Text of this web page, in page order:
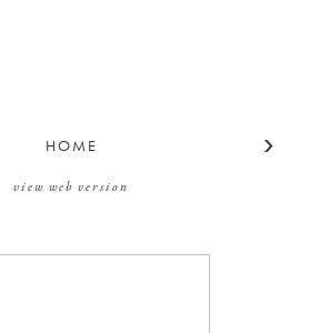
›
HOME
view web version